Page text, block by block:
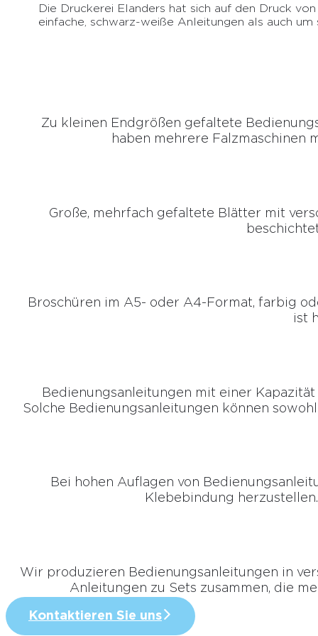
Die Druckerei Elanders hat sich auf den Druck
einfache, schwarz-weiße Anleitungen als auch
Zu kleinen Endgrößen gefaltete
haben mehrere Falzmaschinen
Große, mehrfach gefaltete Blätter mit
Broschüren im A5- oder A4-Format, farbig
ist
Bedienungsanleitungen mit einer
Solche Bedienungsanleitungen können
Bei hohen Auflagen von
Klebebindung
Wir produzieren Bedienungsanleitungen in
Anleitungen zu Sets zusammen, die
Kontaktieren Sie uns